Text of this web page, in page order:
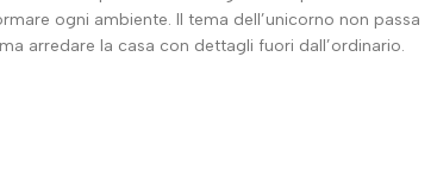
ogni ambiente. Il tema dell’unicorno non passa
arredare la casa con dettagli fuori dall’ordinario.